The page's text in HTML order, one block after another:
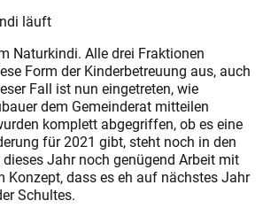
läuft
Naturkindi. Alle drei Fraktionen
Form der Kinderbetreuung aus, auch
Fall ist nun eingetreten, wie
dem Gemeinderat mitteilen
komplett abgegriffen, ob es eine
für 2021 gibt, steht noch in den
dieses Jahr noch genügend Arbeit mit
Konzept, dass es eh auf nächstes Jahr
Schultes.